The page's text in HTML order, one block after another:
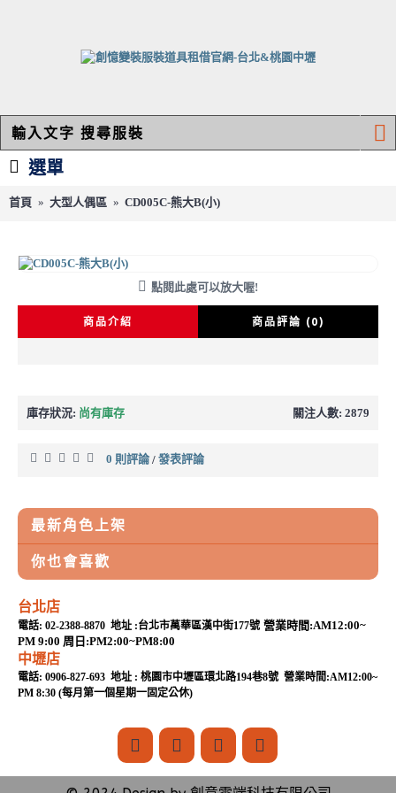
選單
首頁 大型人偶區 CD005C-熊大B(小)
點閱此處可以放大喔!
商品介紹 商品評論 (0)
關注人數: 2879
庫存狀況: 尚有庫存
0 則評論 / 發表評論
最新角色上架
你也會喜歡
台北店
電話: 02-2388-8870 地址 :台北市萬華區漢中街177號 營業時間:AM12:00~
PM 9:00 周日:PM2:00~PM8:00
中壢店
電話: 0906-827-693 地址 : 桃園市中壢區環北路194巷8號 營業時間:AM12:00~
PM 8:30 (每月第一個星期一固定公休)